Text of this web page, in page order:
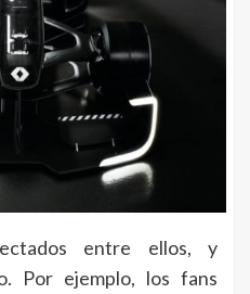
entre ellos, y
Por ejemplo, los fans